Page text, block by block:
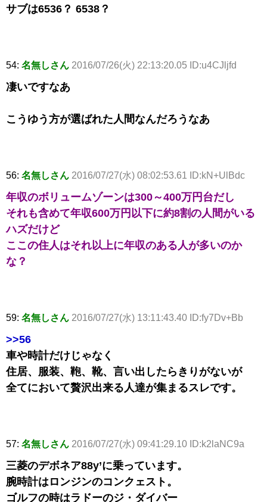
サブは6536？ 6538？
54: 名無しさん 2016/07/26(火) 22:13:20.05 ID:u4CJljfd
凄いですなあ
こうゆう方が選ばれた人間なんだろうなあ
56: 名無しさん 2016/07/27(水) 08:02:53.61 ID:kN+UlBdc
年収のボリュームゾーンは300～400万円台だし
それも含めて年収600万円以下に約8割の人間がいる
ハズだけど
ここの住人はそれ以上に年収のある人が多いのか
な？
59: 名無しさん 2016/07/27(水) 13:11:43.40 ID:fy7Dv+Bb
>>56
車や時計だけじゃなく
住居、服装、鞄、靴、言い出したらきりがないが
全てにおいて贅沢出来る人達が集まるスレです。
57: 名無しさん 2016/07/27(水) 09:41:29.10 ID:k2laNC9a
三菱のデボネア88y’に乗っています。
腕時計はロンジンのコンクェスト。
ゴルフの時はラドーのジ・ダイバー